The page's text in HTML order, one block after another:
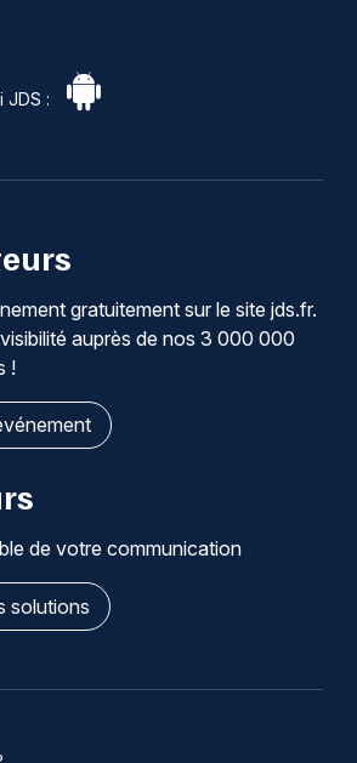
JDS :
gratuitement sur le site jds.fr.
auprès de nos 3 000 000
!
de votre communication
solutions